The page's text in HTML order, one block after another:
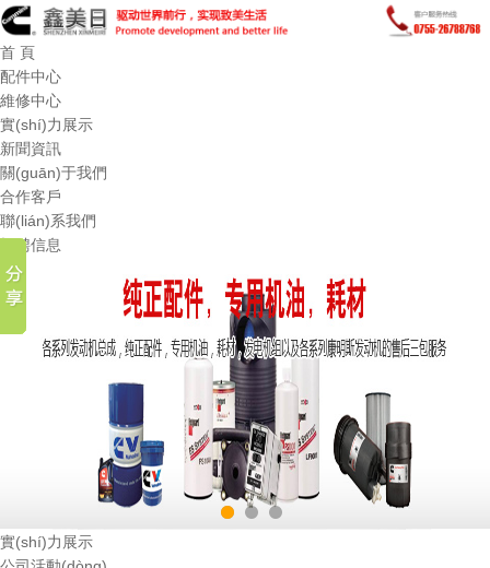
首 頁
配件中心
維修中心
實(shí)力展示
新聞資訊
關(guān)于我們
合作客戶
聯(lián)系我們
招聘信息
實(shí)力展示